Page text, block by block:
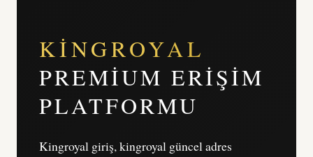
KINGROYAL
PREMIUM ERIŞIM
PLATFORMU
Kingroyal giriş, kingroyal güncel adres